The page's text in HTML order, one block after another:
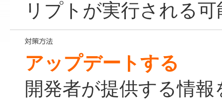
リプトが実行される
アップデートする
開発者が提供する情報